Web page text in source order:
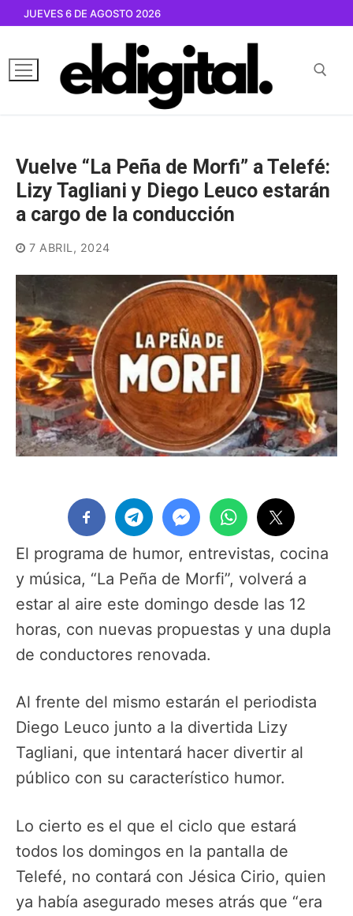
contenido
JUEVES 6 DE AGOSTO 2026
Vuelve “La Peña de Morfi” a Telefé:
Lizy Tagliani y Diego Leuco estarán
a cargo de la conducción
7 ABRIL, 2024
El programa de humor, entrevistas, cocina
y música, “La Peña de Morfi”, volverá a
estar al aire este domingo desde las 12
horas, con nuevas propuestas y una dupla
de conductores renovada.
Al frente del mismo estarán el periodista
Diego Leuco junto a la divertida Lizy
Tagliani, que intentará hacer divertir al
público con su característico humor.
Lo cierto es el que el ciclo que estará
todos los domingos en la pantalla de
Telefé, no contará con Jésica Cirio, quien
ya había asegurado meses atrás que “era